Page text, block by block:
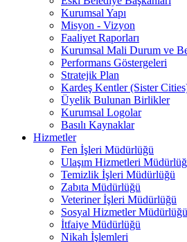
Kurumsal Yapı
Misyon - Vizyon
Faaliyet Raporları
Kurumsal Mali Durum ve
Performans Göstergeleri
Stratejik Plan
Kardeş Kentler (Sister
Üyelik Bulunan Birlikler
Kurumsal Logolar
Basılı Kaynaklar
Hizmetler
Fen İşleri Müdürlüğü
Ulaşım Hizmetleri
Temizlik İşleri Müdürlüğü
Zabıta Müdürlüğü
Veteriner İşleri Müdürlüğü
Sosyal Hizmetler Müdürlüğü
İtfaiye Müdürlüğü
Nikah İşlemleri